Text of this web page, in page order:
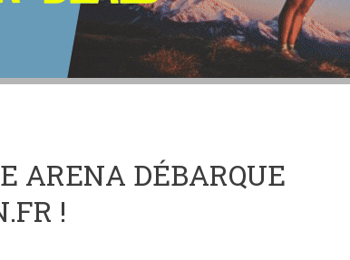
ARENA DÉBARQUE
!